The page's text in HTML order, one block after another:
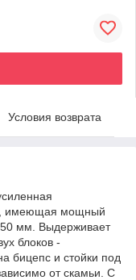
Условия возврата
имеющая мощный
мм. Выдерживает
блоков -
бицепс и стойки под
от скамьи. С